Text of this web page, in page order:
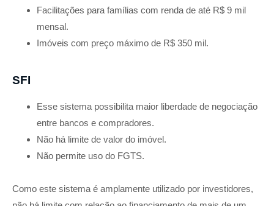
Facilitações para famílias com renda de até R$ 9 mil
mensal.
Imóveis com preço máximo de R$ 350 mil.
SFI
Esse sistema possibilita maior liberdade de negociação
entre bancos e compradores.
Não há limite de valor do imóvel.
Não permite uso do FGTS.
Como este sistema é amplamente utilizado por investidores,